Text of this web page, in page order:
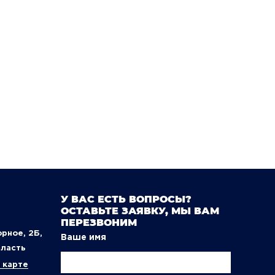
2Б,
карте
У ВАС ЕСТЬ ВОПРОСЫ?
ОСТАВЬТЕ ЗАЯВКУ, МЫ ВАМ
ПЕРЕЗВОНИМ
Ваше имя